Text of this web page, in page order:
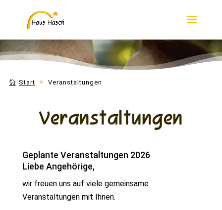
Start Veranstaltungen
Veranstaltungen
Geplante Veranstaltungen 2026
Liebe Angehörige,
wir freuen uns auf viele gemeinsame
Veranstaltungen mit Ihnen.